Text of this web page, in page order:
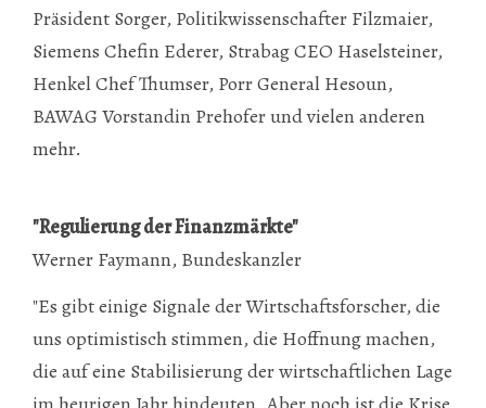
Präsident Sorger, Politikwissenschafter Filzmaier,
Siemens Chefin Ederer, Strabag CEO Haselsteiner,
Henkel Chef Thumser, Porr General Hesoun,
BAWAG Vorstandin Prehofer und vielen anderen
mehr.
"Regulierung der Finanzmärkte"
Werner Faymann, Bundeskanzler
"Es gibt einige Signale der Wirtschaftsforscher, die
uns optimistisch stimmen, die Hoffnung machen,
die auf eine Stabilisierung der wirtschaftlichen Lage